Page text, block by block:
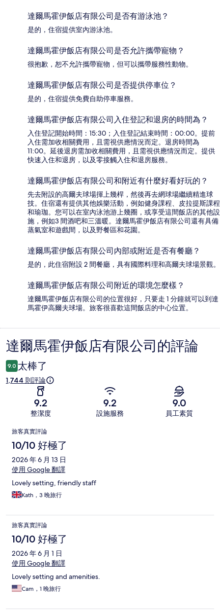
達爾馬霍伊飯店有限公司是否有游泳池？
是的，住宿提供室內游泳池。
達爾馬霍伊飯店有限公司是否允許攜帶寵物？
很抱歉，恕不允許攜帶寵物，但可以攜帶服務性動物。
達爾馬霍伊飯店有限公司是否提供停車位？
是的，住宿提供免費自助停車服務。
達爾馬霍伊飯店有限公司入住登記和退房的時間為？
入住登記開始時間：15:30；入住登記結束時間：00:00。提前
入住需加收相關費用，且需視供應情況而定。退房時間為
11:00。延後退房需加收相關費用，且需視供應情況而定。提供
快速入住和退房，以及零接觸入住和退房服務。
達爾馬霍伊飯店有限公司和附近有什麼好看好玩的？
先去附設的高爾夫球場揮上幾桿，然後再去網球場繼續精進球
技。住宿還有提供其他娛樂活動，例如健身課程、皮拉提斯課程
和瑜珈。您可以在室內泳池游上幾圈，或享受這間飯店的其他設
施，例如3 間酒吧和三溫暖。達爾馬霍伊飯店有限公司還有具備
蒸氣室和遊戲間，以及野餐區和花園。
達爾馬霍伊飯店有限公司內部或附近是否有餐廳？
是的，此住宿附設 2 間餐廳，具有國際料理和高爾夫球場景觀。
達爾馬霍伊飯店有限公司附近的環境怎麼樣？
達爾馬霍伊飯店有限公司的位置很好，只要走 1 分鐘就可以到達
馬霍伊高爾夫球場。旅客很喜歡這間飯店的中心位置。
評
論
達爾馬霍伊飯店有限公司的評論
9.0 太棒了
1,744 則評論
9.2
整潔度
9.2
設施服務
9.0
員工素質
評
論
旅客真實評論
10/10 好極了
2026 年 6 月 13 日
使用 Google 翻譯
Lovely setting, friendly staff
Kath，3 晚旅行
旅客真實評論
10/10 好極了
2026 年 6 月 1 日
使用 Google 翻譯
Lovely setting and amenities.
Cam，1 晚旅行